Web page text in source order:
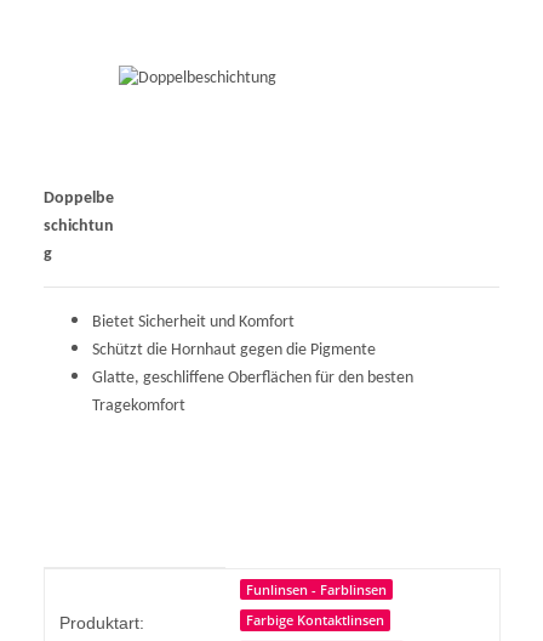
Doppelbe
schichtun
g
Bietet Sicherheit und Komfort
Schützt die Hornhaut gegen die Pigmente
Glatte, geschliffene Oberflächen für den besten
Tragekomfort
Produktart:
Funlinsen - Farblinsen
Farbige Kontaktlinsen